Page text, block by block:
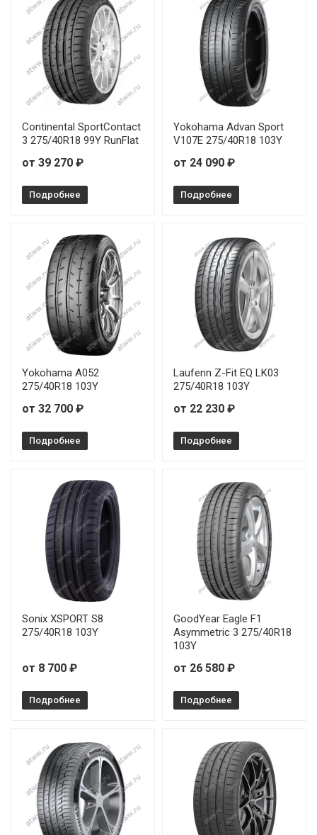
Continental SportContact
3 275/40R18 99Y RunFlat
от 39 270 ₽
Подробнее
Yokohama Advan Sport
V107E 275/40R18 103Y
от 24 090 ₽
Подробнее
Yokohama A052
275/40R18 103Y
от 32 700 ₽
Подробнее
Laufenn Z-Fit EQ LK03
275/40R18 103Y
от 22 230 ₽
Подробнее
Sonix XSPORT S8
275/40R18 103Y
от 8 700 ₽
Подробнее
GoodYear Eagle F1
Asymmetric 3 275/40R18
103Y
от 26 580 ₽
Подробнее